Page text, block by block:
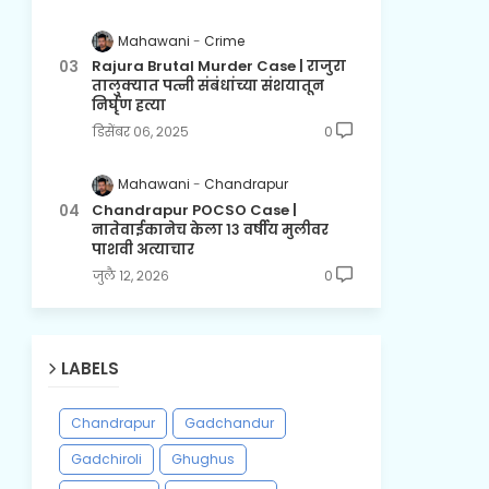
Mahawani Crime
Rajura Brutal Murder Case | राजुरा
तालुक्यात पत्नी संबंधांच्या संशयातून
निर्घृण हत्या
डिसेंबर ०६, २०२५ 0
Mahawani Chandrapur
Chandrapur POCSO Case |
नातेवाईकानेच केला १३ वर्षीय मुलीवर
पाशवी अत्याचार
जुलै १२, २०२६ 0
LABELS
Chandrapur
Gadchandur
Gadchiroli
Ghughus